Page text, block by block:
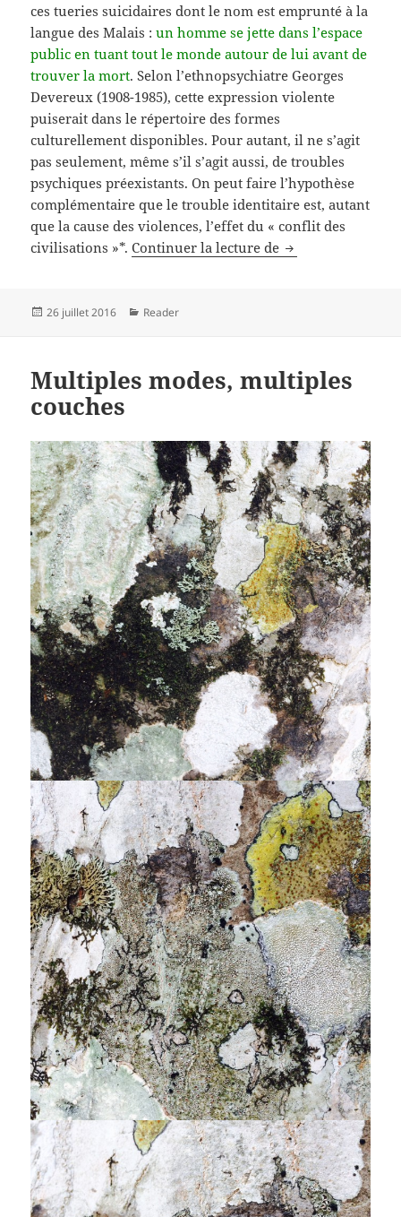
ces tueries suicidaires dont le nom est emprunté à la
langue des Malais :un homme se jette dans l’espace
public en tuant tout le monde autour de lui avant de
trouver la mort. Selon l’ethnopsychiatre Georges
Devereux (1908-1985), cette expression violente
puiserait dans le répertoire des formes
culturellement disponibles. Pour autant, il ne s’agit
pas seulement, même s’il s’agit aussi, de troubles
psychiques préexistants. On peut faire l’hypothèse
complémentaire que le trouble identitaire est, autant
que la cause des violences, l’effet du « conflit des
civilisations »*.Continuer la lecture de Eric Fassin.
Publié
26 juillet 2016 Catégories
Reader
Multiples modes, multiples
couches